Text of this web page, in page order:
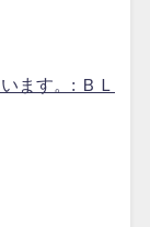
ます。: ＢＬ